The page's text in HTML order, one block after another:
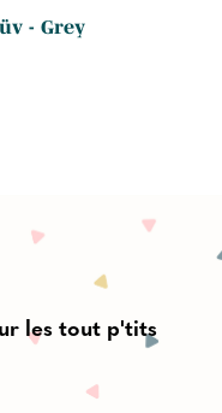
- Grey
les tout p'tits